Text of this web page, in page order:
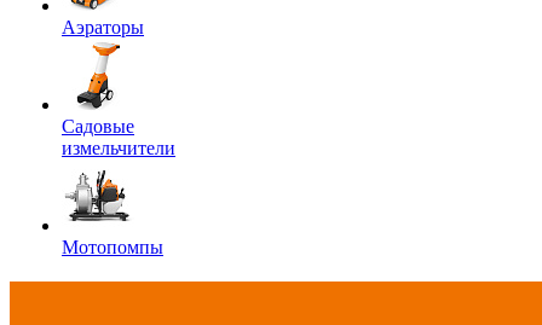
Аэраторы
Садовые
измельчители
Мотопомпы